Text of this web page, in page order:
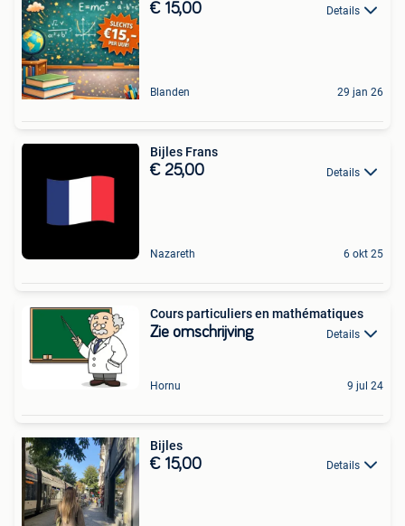
€ 15,00 Details
Blanden 29 jan 26
Bijles Frans
€ 25,00 Details
Nazareth 6 okt 25
Cours particuliers en mathématiques
Zie omschrijving Details
Hornu 9 jul 24
Bijles
€ 15,00 Details